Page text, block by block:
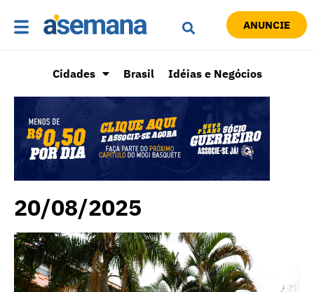
ANUNCIE
Cidades Brasil Idéias e Negócios
20/08/2025